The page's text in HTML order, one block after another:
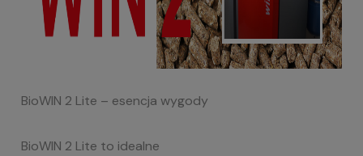
BioWIN 2 Lite – esencja wygody
BioWIN 2 Lite to idealne